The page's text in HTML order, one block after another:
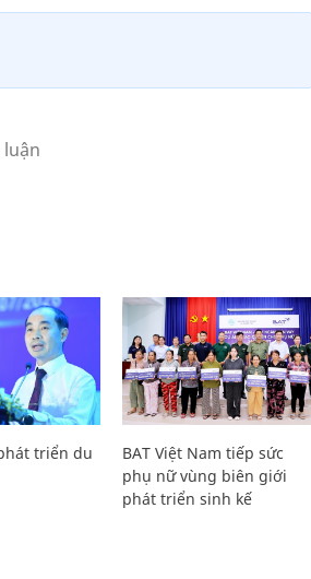
triển du
BAT Việt Nam tiếp sức
phụ nữ vùng biên giới
phát triển sinh kế